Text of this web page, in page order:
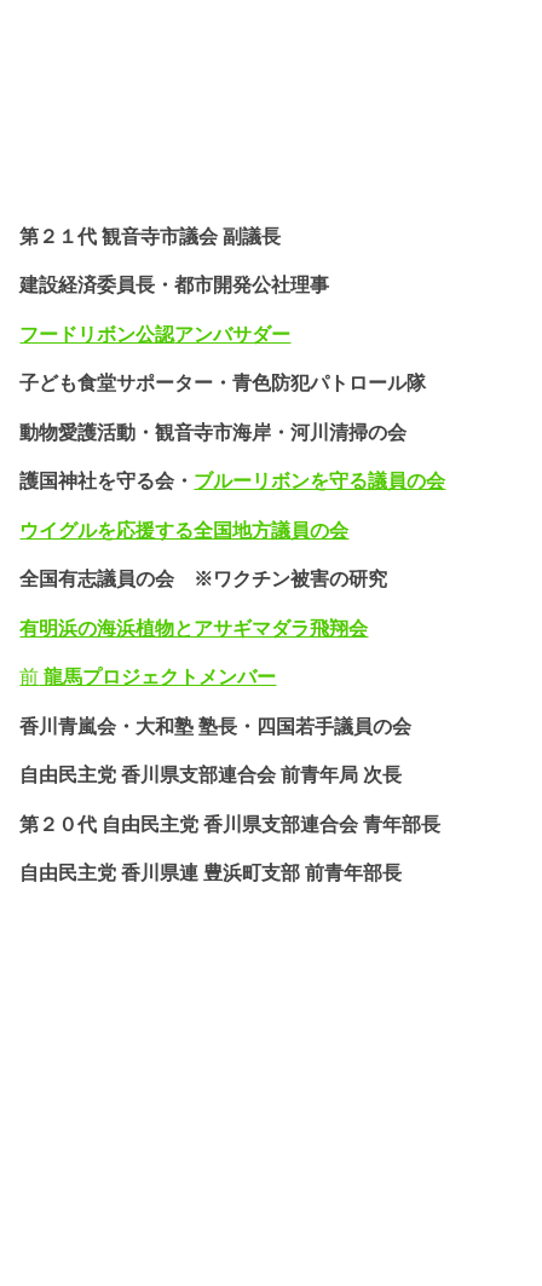
第２１代 観音寺市議会 副議長
建設経済委員長・都市開発公社理事
フードリボン公認アンバサダー
子ども食堂サポーター・青色防犯パトロール隊
動物愛護活動・観音寺市海岸・河川清掃の会
護国神社を守る会・ ブルーリボンを守る議員の会
ウイグルを応援する全国地方議員の会
全国有志議員の会 ※ワクチン被害の研究
有明浜の海浜植物とアサギマダラ飛翔会
前 龍馬プロジェクトメンバー
香川青嵐会・ 大和塾 塾長・四国若手議員の会
自由民主党 香川県支部連合会 前青年局 次長
第２０代 自由民主党 香川県支部連合会 青年部長
自由民主党 香川県連 豊浜町支部 前青年部長